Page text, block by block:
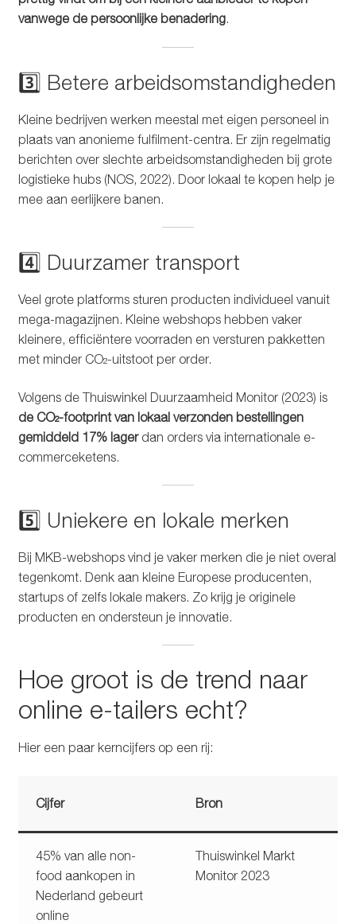
vanwege de persoonlijke benadering.
3️⃣ Betere arbeidsomstandigheden
Kleine bedrijven werken meestal met eigen personeel in
plaats van anonieme fulfilment-centra. Er zijn regelmatig
berichten over slechte arbeidsomstandigheden bij grote
logistieke hubs (NOS, 2022). Door lokaal te kopen help je
mee aan eerlijkere banen.
4️⃣ Duurzamer transport
Veel grote platforms sturen producten individueel vanuit
mega-magazijnen. Kleine webshops hebben vaker
kleinere, efficiëntere voorraden en versturen pakketten
met minder CO₂-uitstoot per order.
Volgens de Thuiswinkel Duurzaamheid Monitor (2023) is
de CO₂-footprint van lokaal verzonden bestellingen
gemiddeld 17% lagerdan orders via internationale e-
commerceketens.
5️⃣ Uniekere en lokale merken
Bij MKB-webshops vind je vaker merken die je niet overal
tegenkomt. Denk aan kleine Europese producenten,
startups of zelfs lokale makers. Zo krijg je originele
producten en ondersteun je innovatie.
Hoe groot is de trend naar
online e-tailers echt?
Hier een paar kerncijfers op een rij:
Cijfer Bron
45% van alle non-
food aankopen in
Nederland gebeurt
online
Thuiswinkel Markt
Monitor 2023